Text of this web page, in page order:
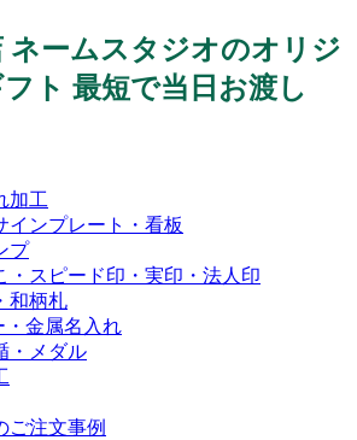
ネームスタジオのオリジ
ト 最短で当日お渡し
加工
インプレート・看板
プ
・スピード印・実印・法人印
和柄札
・金属名入れ
・メダル
ご注文事例